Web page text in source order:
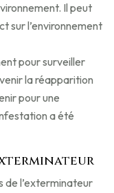
Il peut
sur l’environnement
pour surveiller
la réapparition
pour une
a été
de l’exterminateur